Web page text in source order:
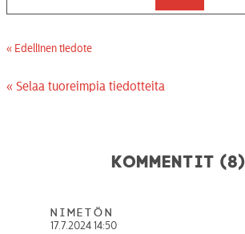
« Edellinen tiedote
« Selaa tuoreimpia tiedotteita
Kommentit (8)
Nimetön
17.7.2024 14:50